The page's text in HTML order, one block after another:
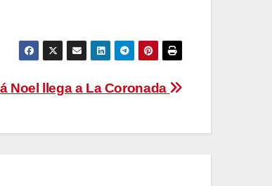
Noel llega a La Coronada